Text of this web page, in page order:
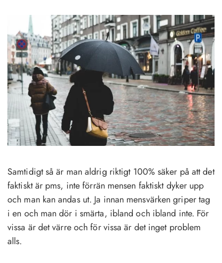
Samtidigt så är man aldrig riktigt 100% säker på att det
faktiskt är pms, inte förrän mensen faktiskt dyker upp
och man kan andas ut. Ja innan mensvärken griper tag
i en och man dör i smärta, ibland och ibland inte. För
vissa är det värre och för vissa är det inget problem
alls.